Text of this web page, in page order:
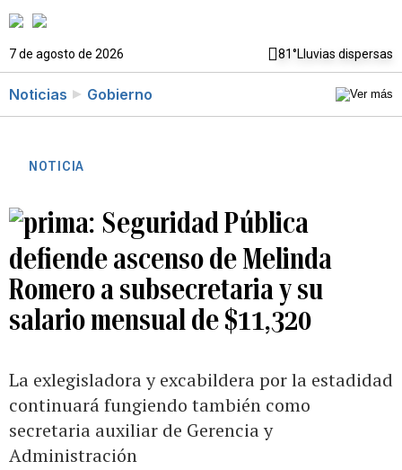
7 de agosto de 2026 81°Lluvias dispersas
Noticias Gobierno
NOTICIA
Seguridad Pública
defiende ascenso de Melinda
Romero a subsecretaria y su
salario mensual de $11,320
La exlegisladora y excabildera por la estadidad
continuará fungiendo también como
secretaria auxiliar de Gerencia y
Administración